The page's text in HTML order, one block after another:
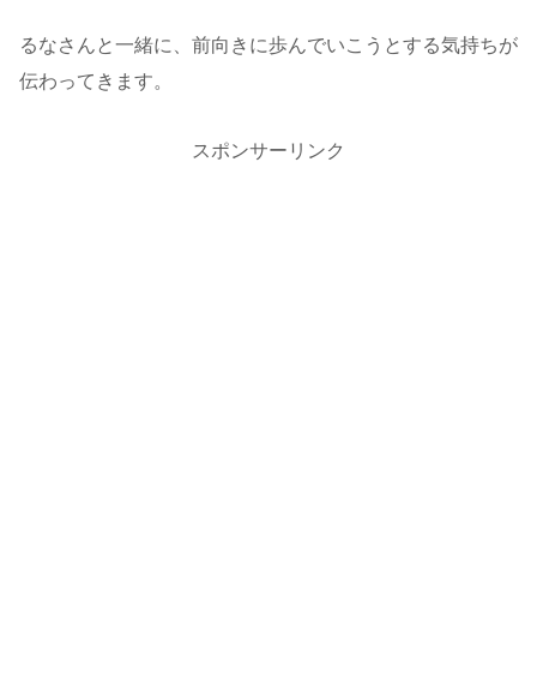
るなさんと一緒に、前向きに歩んでいこうとする気持ちが
伝わってきます。
スポンサーリンク